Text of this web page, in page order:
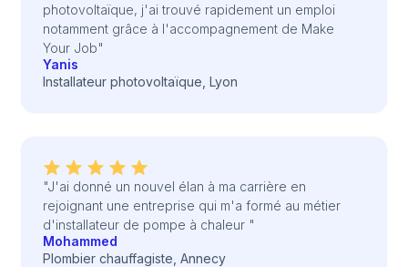
photovoltaïque, j'ai trouvé rapidement un emploi
notamment grâce à l'accompagnement de Make
Your Job"
Yanis
Installateur photovoltaïque, Lyon
"J'ai donné un nouvel élan à ma carrière en
rejoignant une entreprise qui m'a formé au métier
d'installateur de pompe à chaleur "
Mohammed
Plombier chauffagiste, Annecy